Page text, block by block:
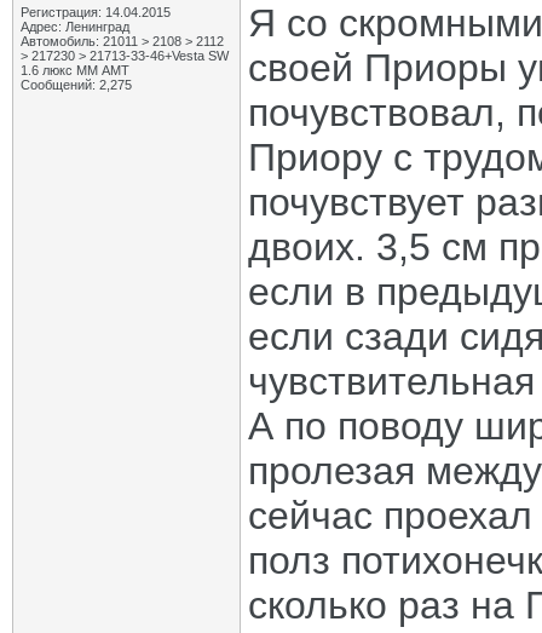
Регистрация: 14.04.2015
Адрес: Ленинград
Автомобиль: 21011 > 2108 > 2112
> 217230 > 21713-33-46+Vesta SW
1.6 люкс ММ АМТ
Сообщений: 2,275
Я со
своей Приоры
почувствовал,
Приору с
почувствует
двоих. 3,5 см
если в
если сзади
А по поводу
пролезая
сейчас
полз
сколько раз на